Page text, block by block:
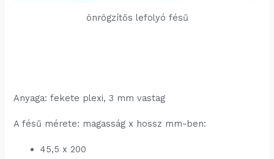
önrögzítős lefolyó fésű
Anyaga: fekete plexi, 3 mm vastag
A fésű mérete: magasság x hossz mm-ben:
45,5 x 200